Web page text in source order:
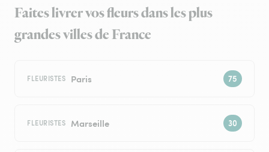
Faites livrer vos fleurs dans les plus
grandes villes de France
FLEURISTES Paris
FLEURISTES Marseille